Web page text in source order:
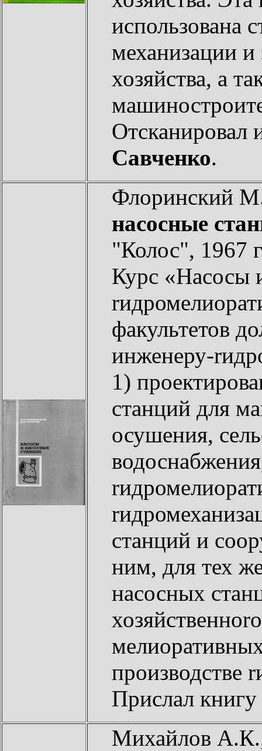
использована
механизации и
хозяйства, а
Отсканировал
Савченко.
Флоринский
насосные
"Колос", 1967
Курс «Насосы
факультетов
инженеру-
1)
станций для
осушения,
станций и
ним, для тех
насосных
производстве
Прислал книгу
Михайлов